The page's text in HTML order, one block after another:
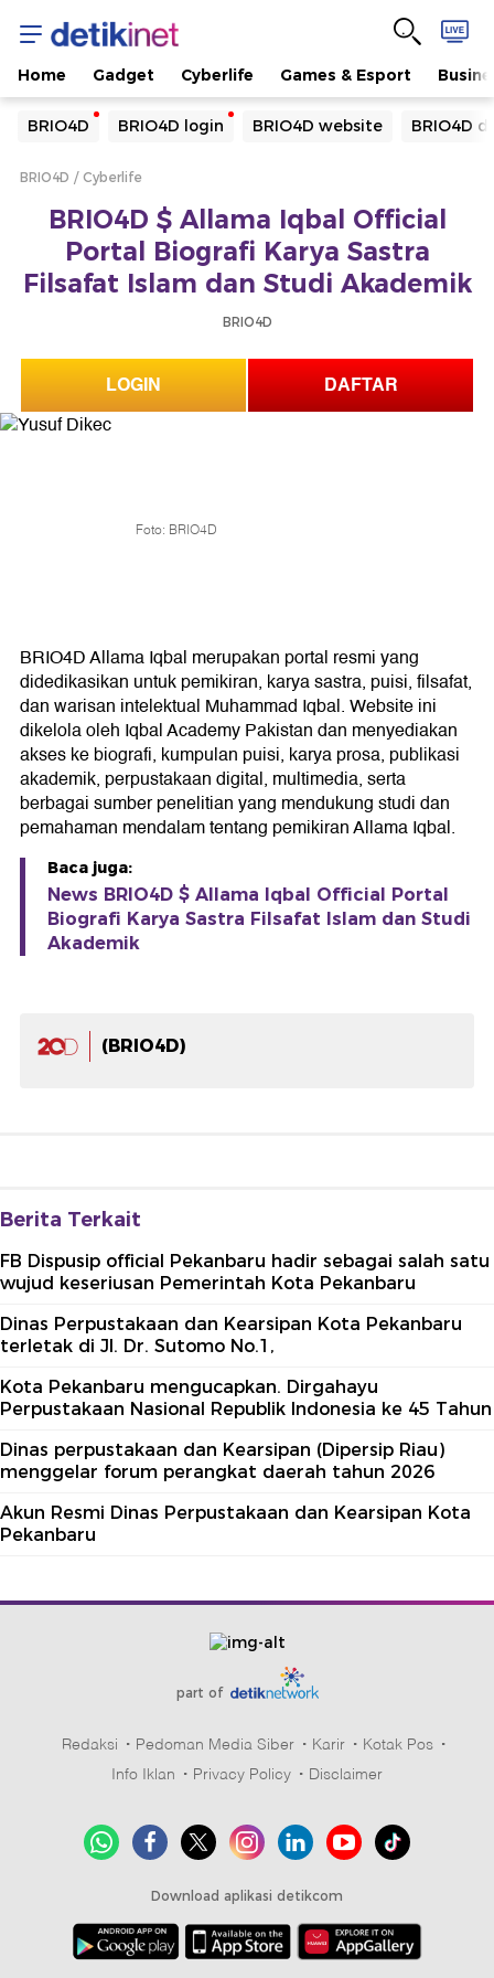
Home Gadget Cyberlife Games & Esport
BRIO4D BRIO4D login BRIO4D website BRIO4D
Yang sedang ramai dicari
Loading...
Loading...
BRIO4D Cyberlife
BRIO4D $ Allama Iqbal Official
Portal Biografi Karya Sastra
Filsafat Islam dan Studi Akademik
BRIO4D
LOGIN DAFTAR
Foto: BRIO4D
BRIO4D Allama Iqbal merupakan portal resmi yang
didedikasikan untuk pemikiran, karya sastra, puisi, filsafat,
dan warisan intelektual Muhammad Iqbal. Website ini
dikelola oleh Iqbal Academy Pakistan dan menyediakan
akses ke biografi, kumpulan puisi, karya prosa, publikasi
akademik, perpustakaan digital, multimedia, serta
berbagai sumber penelitian yang mendukung studi dan
pemahaman mendalam tentang pemikiran Allama Iqbal.
Baca juga:
News BRIO4D $ Allama Iqbal Official Portal
Biografi Karya Sastra Filsafat Islam dan Studi
Akademik
(BRIO4D)
Berita Terkait
FB Dispusip official Pekanbaru hadir sebagai salah satu
wujud keseriusan Pemerintah Kota Pekanbaru
Dinas Perpustakaan dan Kearsipan Kota Pekanbaru
terletak di Jl. Dr. Sutomo No.1,
Kota Pekanbaru mengucapkan. Dirgahayu
Perpustakaan Nasional Republik Indonesia ke 45 Tahun
Dinas perpustakaan dan Kearsipan (Dipersip Riau)
menggelar forum perangkat daerah tahun 2026
Akun Resmi Dinas Perpustakaan dan Kearsipan Kota
Pekanbaru
part of
Redaksi Pedoman Media Siber Karir
Kotak Pos
Info Iklan
Privacy Policy Disclaimer
Download aplikasi detikcom